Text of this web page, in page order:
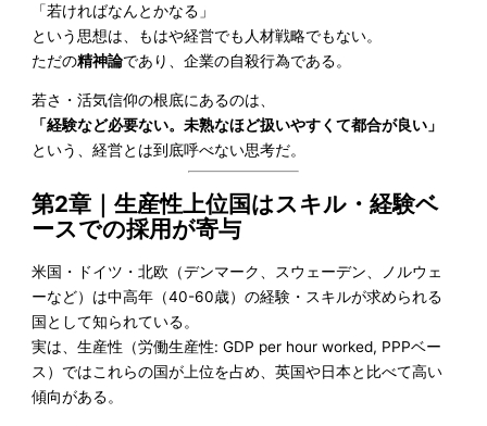
「若ければなんとかなる」
という思想は、もはや経営でも人材戦略でもない。
ただの精神論であり、企業の自殺行為である。
若さ・活気信仰の根底にあるのは、
「経験など必要ない。未熟なほど扱いやすくて都合が良い」
という、経営とは到底呼べない思考だ。
第2章｜生産性上位国はスキル・経験ベ
ースでの採用が寄与
米国・ドイツ・北欧（デンマーク、スウェーデン、ノルウェ
ーなど）は中高年（40-60歳）の経験・スキルが求められる
国として知られている。
実は、生産性（労働生産性: GDP per hour worked, PPPベー
ス）ではこれらの国が上位を占め、英国や日本と比べて高い
傾向がある。